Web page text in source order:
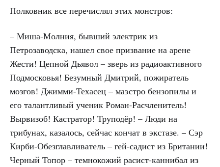
Полковник все перечислял этих монстров:
– Миша-Молния, бывший электрик из
Петрозаводска, нашел свое призвание на арене
Жести! Цепной Дьявол – зверь из радиоактивного
Подмосковья! Безумный Дмитрий, пожиратель
мозгов! Джимми-Техасец – маэстро бензопилы и
его талантливый ученик Роман-Расчленитель!
Вырвизоб! Кастратор! Труподёр! – Люди на
трибунах, казалось, сейчас кончат в экстазе. – Сэр
Кирби-Обезглавливатель – гей-садист из Британии!
Черный Топор – темнокожий расист-каннибал из